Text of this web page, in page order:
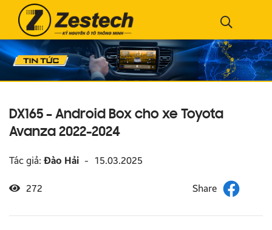
DX165 – Android Box cho xe Toyota
Avanza 2022-2024
Tác giả: Đào Hải - 15.03.2025
272